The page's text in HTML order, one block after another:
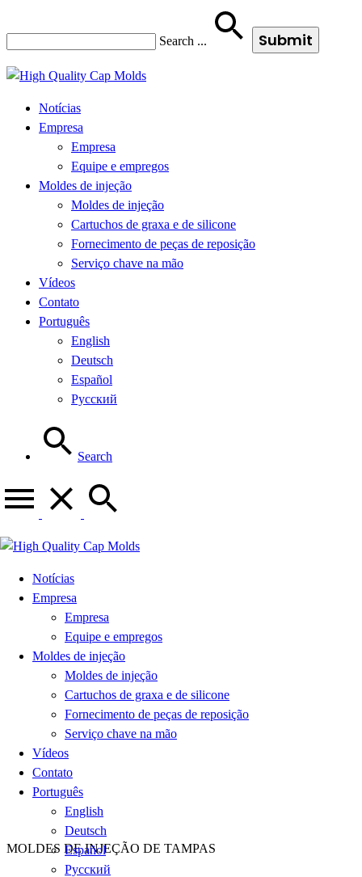
Search ...
Notícias
Empresa
Empresa
Equipe e empregos
Moldes de injeção
Moldes de injeção
Cartuchos de graxa e de silicone
Fornecimento de peças de reposição
Serviço chave na mão
Vídeos
Contato
Português
English
Deutsch
Español
Русский
Search
Notícias
Empresa
Empresa
Equipe e empregos
Moldes de injeção
Moldes de injeção
Cartuchos de graxa e de silicone
Fornecimento de peças de reposição
Serviço chave na mão
Vídeos
Contato
Português
English
Deutsch
Español
Русский
MOLDES DE INJEÇÃO DE TAMPAS